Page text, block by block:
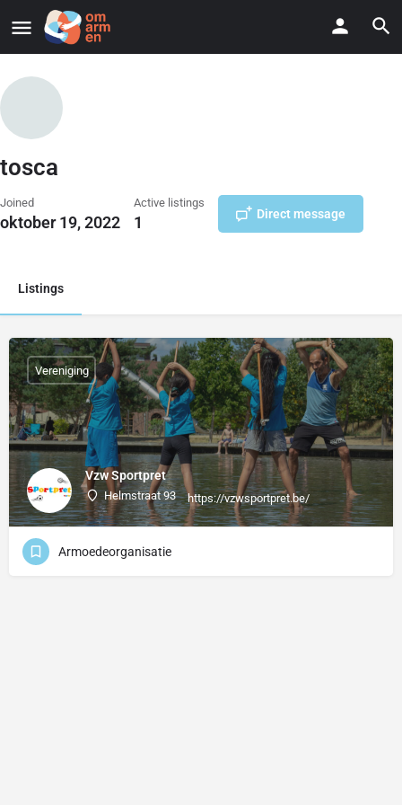
tosca
Joined
oktober 19, 2022
Active listings
1 Direct message
Listings
Vzw Sportpret
Helmstraat 93 https://vzwsportpret.be/
Vereniging
Armoedeorganisatie